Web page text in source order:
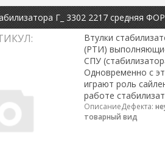
Г_ 3302 2217 средняя
Втулки
(РТИ)
СПУ
Одновременно с
играют роль
работе
ОписаниеДефекта:
товарный вид